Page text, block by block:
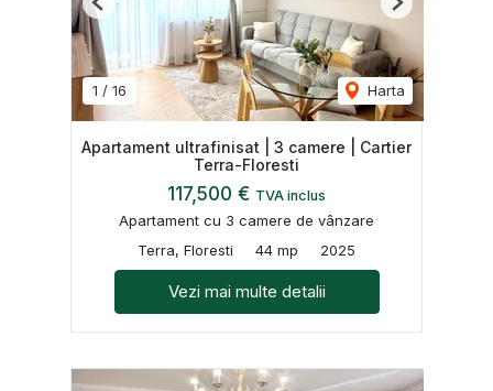
1 / 16 Harta
Previous Next
Apartament ultrafinisat | 3 camere | Cartier
Terra-Floresti
117,500 € TVA inclus
Apartament cu 3 camere de vânzare
Terra, Floresti
44 mp 2025
Vezi mai multe detalii